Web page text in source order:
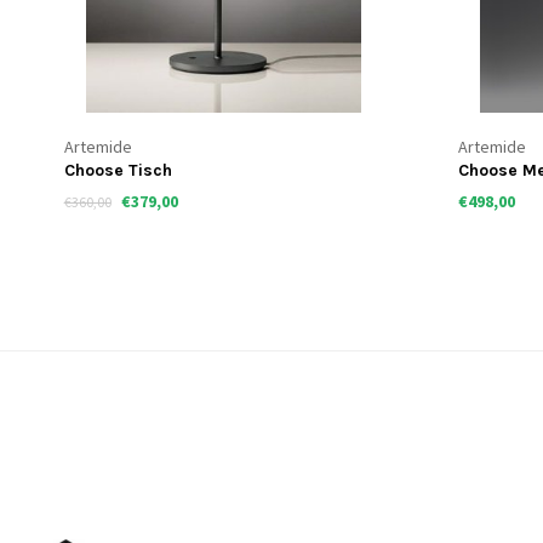
Artemide
Choose Tisch
€360,00 €379,00
Artemide
Choose
€498,00